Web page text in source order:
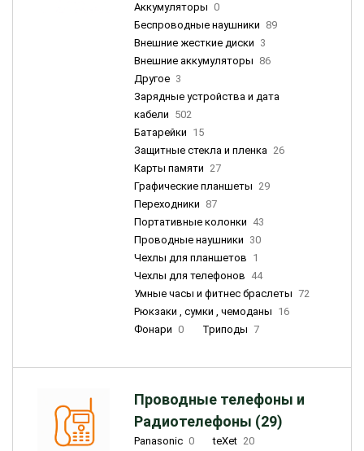
Аккумуляторы 0
Беспроводные наушники 89
Внешние жесткие диски 3
Внешние аккумуляторы 86
Другое 3
Зарядные устройства и дата
кабели 502
Батарейки 15
Защитные стекла и пленка 26
Карты памяти 27
Графические планшеты 29
Переходники 87
Портативные колонки 43
Проводные наушники 30
Чехлы для планшетов 1
Чехлы для телефонов 44
Умные часы и фитнес браслеты 72
Рюкзаки , сумки , чемоданы 16
Фонари 0 Триподы 7
Проводные телефоны и
Радиотелефоны (29)
Panasonic 0 teXet 20